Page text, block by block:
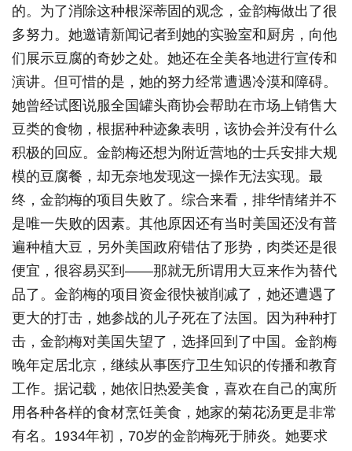
的。为了消除这种根深蒂固的观念，金韵梅做出了很
多努力。她邀请新闻记者到她的实验室和厨房，向他
们展示豆腐的奇妙之处。她还在全美各地进行宣传和
演讲。但可惜的是，她的努力经常遭遇冷漠和障碍。
她曾经试图说服全国罐头商协会帮助在市场上销售大
豆类的食物，根据种种迹象表明，该协会并没有什么
积极的回应。金韵梅还想为附近营地的士兵安排大规
模的豆腐餐，却无奈地发现这一操作无法实现。最
终，金韵梅的项目失败了。综合来看，排华情绪并不
是唯一失败的因素。其他原因还有当时美国还没有普
遍种植大豆，另外美国政府错估了形势，肉类还是很
便宜，很容易买到——那就无所谓用大豆来作为替代
品了。金韵梅的项目资金很快被削减了，她还遭遇了
更大的打击，她参战的儿子死在了法国。因为种种打
击，金韵梅对美国失望了，选择回到了中国。金韵梅
晚年定居北京，继续从事医疗卫生知识的传播和教育
工作。据记载，她依旧热爱美食，喜欢在自己的寓所
用各种各样的食材烹饪美食，她家的菊花汤更是非常
有名。1934年初，70岁的金韵梅死于肺炎。她要求